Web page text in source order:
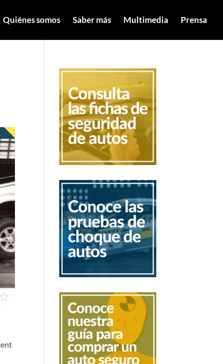
Quiénes somos Saber más Multimedia Prensa